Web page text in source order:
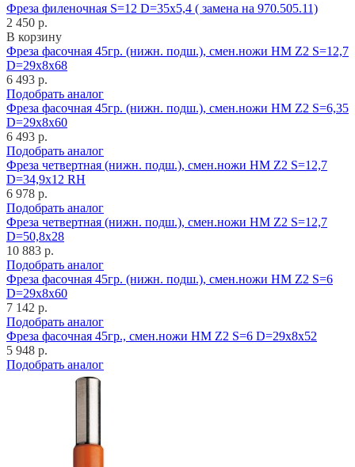
Фреза филеночная S=12 D=35x5,4 ( замена на 970.505.11)
2 450 р.
В корзину
Фреза фасочная 45гр. (нижн. подш.), смен.ножи HM Z2 S=12,7
D=29x8x68
6 493 р.
Подобрать аналог
Фреза фасочная 45гр. (нижн. подш.), смен.ножи HM Z2 S=6,35
D=29x8x60
6 493 р.
Подобрать аналог
Фреза четвертная (нижн. подш.), смен.ножи HM Z2 S=12,7
D=34,9x12 RH
6 978 р.
Подобрать аналог
Фреза четвертная (нижн. подш.), смен.ножи HM Z2 S=12,7
D=50,8x28
10 883 р.
Подобрать аналог
Фреза фасочная 45гр. (нижн. подш.), смен.ножи HM Z2 S=6
D=29x8x60
7 142 р.
Подобрать аналог
Фреза фасочная 45гр., смен.ножи HM Z2 S=6 D=29x8x52
5 948 р.
Подобрать аналог